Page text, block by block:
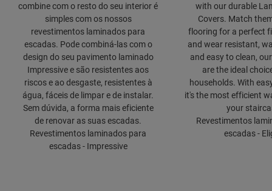
combine com o resto do seu interior é
simples com os nossos
revestimentos laminados para
escadas. Pode combiná-las com o
design do seu pavimento laminado
Impressive e são resistentes aos
riscos e ao desgaste, resistentes à
água, fáceis de limpar e de instalar.
Sem dúvida, a forma mais eficiente
de renovar as suas escadas.
Revestimentos laminados para
escadas - Impressive
with our durable
Covers. Match
flooring for a perfect
and wear resistant,
and easy to clean,
are the ideal
households. With
it's the most efficient
your
Revestimentos
escadas -